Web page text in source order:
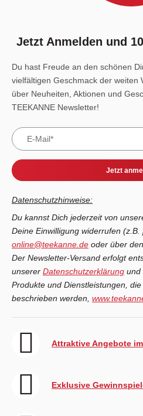
Jetzt Anmelden und
Du hast Freude an den schönen
vielfältigen Geschmack der weiten
über Neuheiten, Aktionen und
TEEKANNE Newsletter!
Jetzt
Datenschutzhinweise:
Du kannst Dich jederzeit von
Deine Einwilligung widerrufen (z.B.
online@teekanne.de oder über
Der Newsletter-Versand erfolgt
unserer Datenschutzerklärung und
Produkte und Dienstleistungen,
beschrieben werden,
Attraktive Angebote
Exklusive